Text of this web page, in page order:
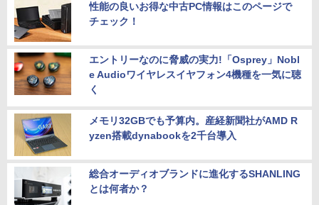
性能の良いお得な中古PC情報はこのページで
チェック！
エントリーなのに脅威の実力!「Osprey」Nobl
e Audioワイヤレスイヤフォン4機種を一気に聴
く
メモリ32GBでも予算内。産経新聞社がAMD R
yzen搭載dynabookを2千台導入
総合オーディオブランドに進化するSHANLING
とは何者か？